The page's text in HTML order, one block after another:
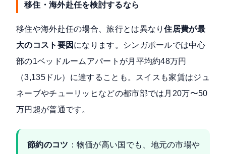
移住・海外赴任を検討するなら
移住や海外赴任の場合、旅行とは異なり住居費が最
大のコスト要因 になります。シンガポールでは中心
部の1ベッドルームアパートが月平均約48万円
（3,135ドル）に達することも。スイスも家賃はジュ
ネーブやチューリッヒなどの都市部では月20万〜50
万円超が普通です。
節約のコツ ：物価が高い国でも、地元の市場や